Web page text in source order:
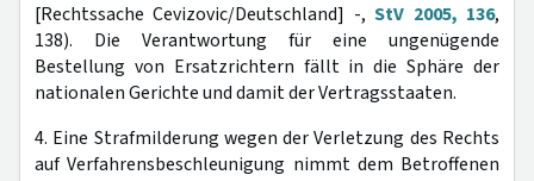
[Rechtssache Cevizovic/Deutschland] -,StV 2005, 136,
138). Die Verantwortung für eine ungenügende
Bestellung von Ersatzrichtern fällt in die Sphäre der
nationalen Gerichte und damit der Vertragsstaaten.
4. Eine Strafmilderung wegen der Verletzung des Rechts
auf Verfahrensbeschleunigung nimmt dem Betroffenen